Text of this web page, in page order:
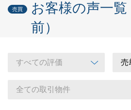
売買
お客様の声一
前）